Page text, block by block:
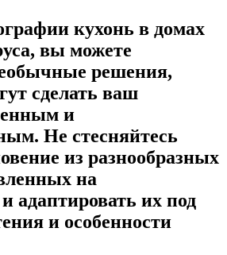
кухонь в домах
вы можете
решения,
сделать ваш
и
Не стесняйтесь
из разнообразных
на
адаптировать их под
и особенности